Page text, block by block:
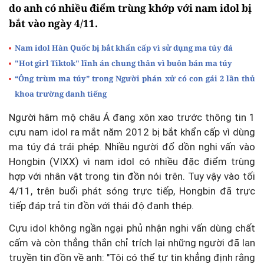
do anh có nhiều điểm trùng khớp với nam idol bị
bắt vào ngày 4/11.
Nam idol Hàn Quốc bị bắt khẩn cấp vì sử dụng ma túy đá
"Hot girl Tiktok" lĩnh án chung thân vì buôn bán ma túy
“Ông trùm ma túy” trong Người phán xử có con gái 2 lần thủ
khoa trường danh tiếng
Người hâm mộ châu Á đang xôn xao trước thông tin 1
cựu nam idol ra mắt năm 2012 bị bắt khẩn cấp vì dùng
ma túy đá trái phép. Nhiều người đổ dồn nghi vấn vào
Hongbin (VIXX) vì nam idol có nhiều đặc điểm trùng
hợp với nhân vật trong tin đồn nói trên. Tuy vậy vào tối
4/11, trên buổi phát sóng trực tiếp, Hongbin đã trực
tiếp đáp trả tin đồn với thái độ đanh thép.
Cựu idol không ngần ngại phủ nhận nghi vấn dùng chất
cấm và còn thẳng thắn chỉ trích lại những người đã lan
truyền tin đồn về anh: "Tôi có thể tự tin khẳng định rằng